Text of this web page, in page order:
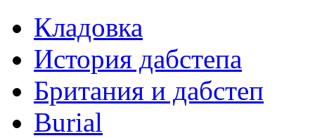
Кладовка
История дабстепа
Британия и дабстеп
Burial